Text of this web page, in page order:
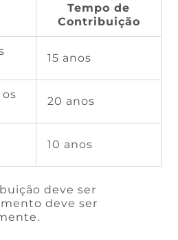
Tempo de
Contribuição
15 anos
20 anos
10 anos
deve ser
deve ser